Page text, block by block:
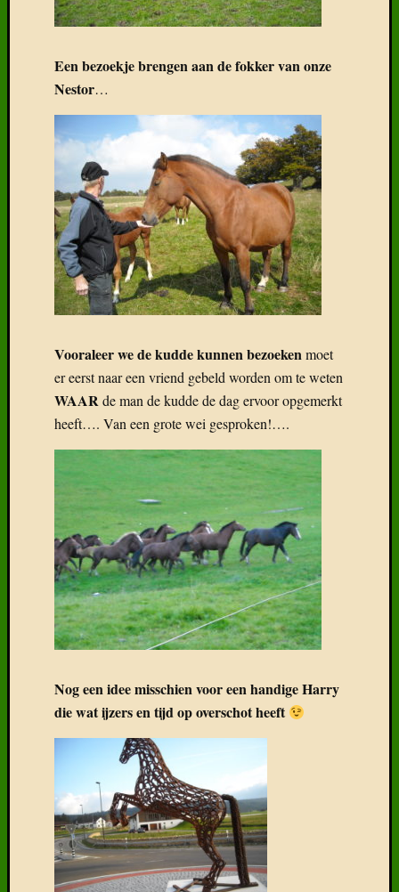
Een bezoekje brengen aan de fokker van onze
Nestor…
Vooraleer we de kudde kunnen bezoekenmoet
er eerst naar een vriend gebeld worden om te weten
WAARde man de kudde de dag ervoor opgemerkt
heeft…. Van een grote wei gesproken!….
Nog een idee misschien voor een handige Harry
die wat ijzers en tijd op overschot heeft